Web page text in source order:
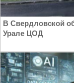
В Свердловской
Урале ЦОД